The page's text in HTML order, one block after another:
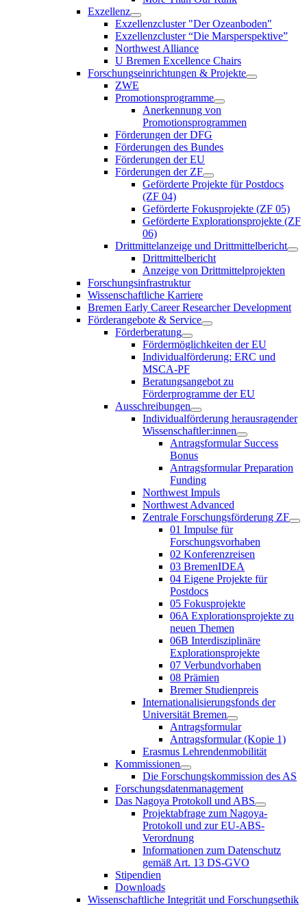
Exzellenz
Exzellenzcluster "Der Ozeanboden"
Exzellenzcluster “Die Marsperspektive”
Northwest Alliance
U Bremen Excellence Chairs
Forschungseinrichtungen & Projekte
ZWE
Promotionsprogramme
Anerkennung von
Promotionsprogrammen
Förderungen der DFG
Förderungen des Bundes
Förderungen der EU
Förderungen der ZF
Geförderte Projekte für Postdocs
(ZF 04)
Geförderte Fokusprojekte (ZF 05)
Geförderte Explorationsprojekte (ZF
06)
Drittmittelanzeige und Drittmittelbericht
Drittmittelbericht
Anzeige von Drittmittelprojekten
Forschungsinfrastruktur
Wissenschaftliche Karriere
Bremen Early Career Researcher Development
Förderangebote & Service
Förderberatung
Fördermöglichkeiten der EU
Individualförderung: ERC und
MSCA-PF
Beratungsangebot zu
Förderprogramme der EU
Ausschreibungen
Individualförderung herausragender
Wissenschaftler:innen
Antragsformular Success
Bonus
Antragsformular Preparation
Funding
Northwest Impuls
Northwest Advanced
Zentrale Forschungsförderung ZF
01 Impulse für
Forschungsvorhaben
02 Konferenzreisen
03 BremenIDEA
04 Eigene Projekte für
Postdocs
05 Fokusprojekte
06A Explorationsprojekte zu
neuen Themen
06B Interdisziplinäre
Explorationsprojekte
07 Verbundvorhaben
08 Prämien
Bremer Studienpreis
Internationalisierungsfonds der
Universität Bremen
Antragsformular
Antragsformular (Kopie 1)
Erasmus Lehrendenmobilität
Kommissionen
Die Forschungskommission des AS
Forschungsdatenmanagement
Das Nagoya Protokoll und ABS
Projektabfrage zum Nagoya-
Protokoll und zur EU-ABS-
Verordnung
Informationen zum Datenschutz
gemäß Art. 13 DS-GVO
Stipendien
Downloads
Wissenschaftliche Integrität und Forschungsethik